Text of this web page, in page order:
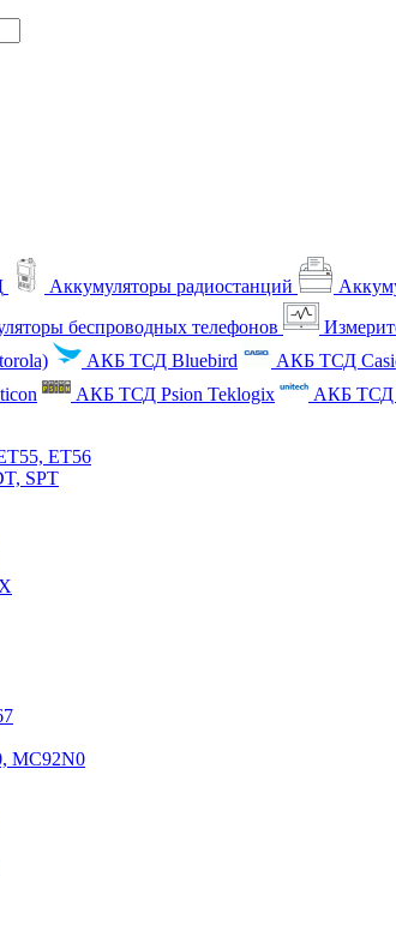
Аккумуляторы радиостанций
беспроводных телефонов
АКБ ТСД Bluebird АКБ ТСД
АКБ ТСД Psion Teklogix АКБ ТСД
ET56
SPT
MC92N0